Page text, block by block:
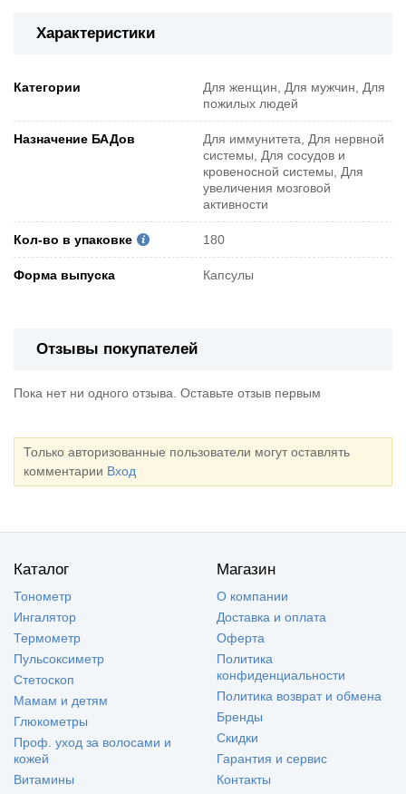
Характеристики
Категории
Для женщин, Для мужчин, Для
пожилых людей
Назначение БАДов
Для иммунитета, Для нервной
системы, Для сосудов и
кровеносной системы, Для
увеличения мозговой
активности
Кол-во в упаковке 180
Форма выпуска Капсулы
Отзывы покупателей
Пока нет ни одного отзыва. Оставьте отзыв первым
Только авторизованные пользователи могут оставлять
комментарии Вход
Каталог
Тонометр
Ингалятор
Термометр
Пульсоксиметр
Стетоскоп
Мамам и детям
Глюкометры
Проф. уход за волосами и
кожей
Витамины
Магазин
О компании
Доставка и оплата
Оферта
Политика
конфиденциальности
Политика возврат и обмена
Бренды
Скидки
Гарантия и сервис
Контакты